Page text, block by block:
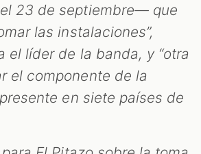
23 de septiembre— que
las instalaciones”,
el líder de la banda, y “otra
el componente de la
en siete países de